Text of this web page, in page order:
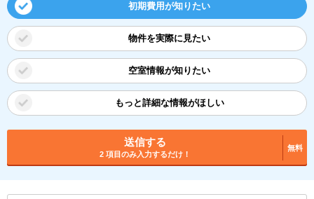
初期費用が知りたい
物件を実際に見たい
空室情報が知りたい
もっと詳細な情報がほしい
送信する
2 項目のみ入力するだけ！
無料